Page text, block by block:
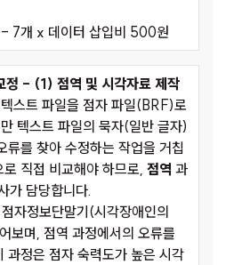
7개 x 데이터 삽입비 500원
정 - (1) 점역 및 시각자료 제작
스트 파일을 점자 파일(BRF)로
텍스트 파일의 묵자(일반 글자)
류를 찾아 수정하는 작업을 거칩
직접 비교해야 하므로, 점역 과
가 담당합니다.
자정보단말기(시각장애인의
보며, 점역 과정에서의 오류를
과정은 점자 숙력도가 높은 시각